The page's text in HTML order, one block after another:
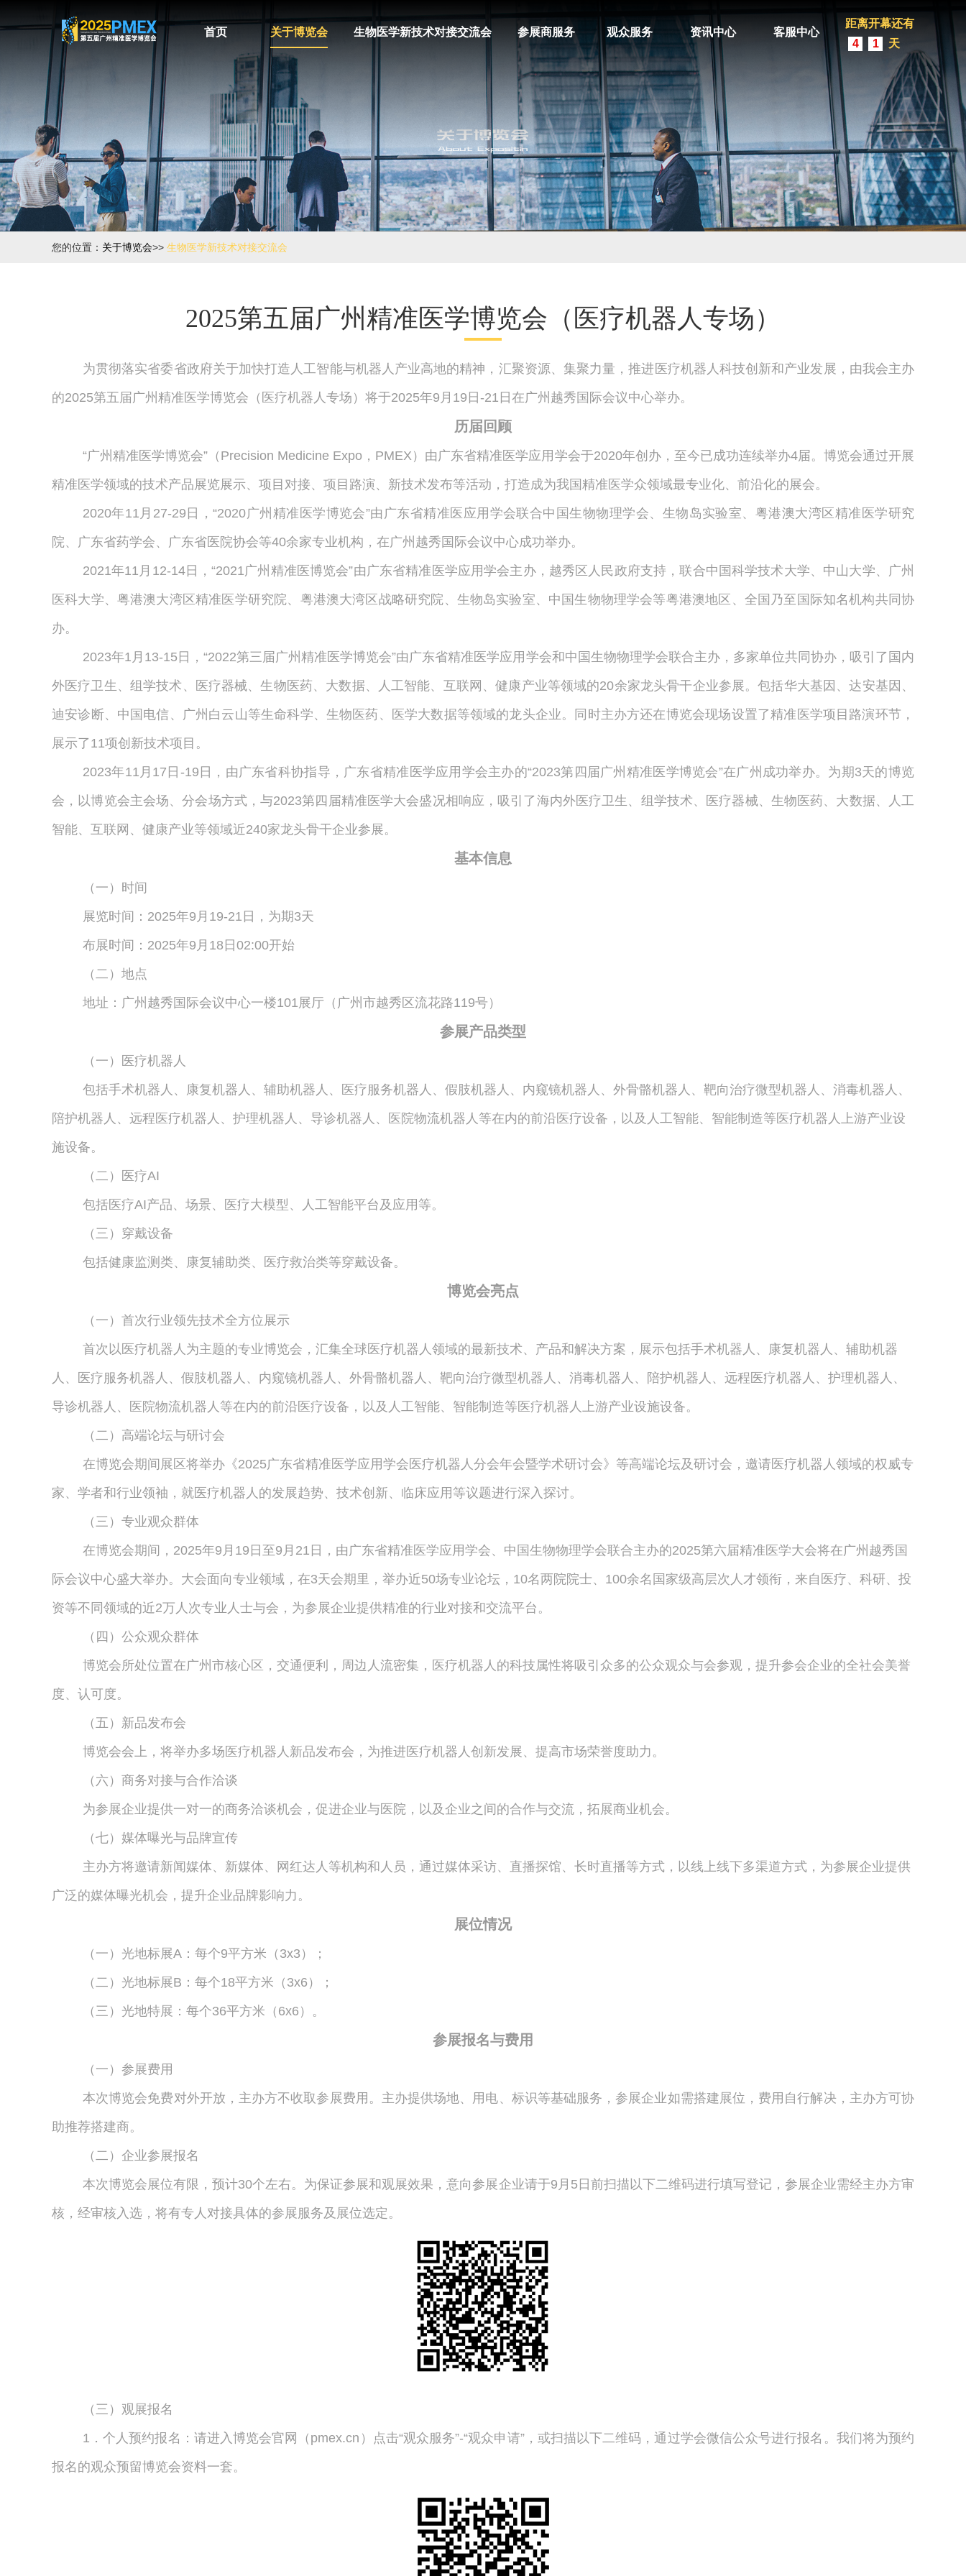
首页 关于博览会 生物医学新技术对接交流会 参展商服务 观众服务 资讯中心 客服中心
距离开幕还有
4
1 天
您的位置： 关于博览会>> 生物医学新技术对接交流会
2025第五届广州精准医学博览会（医疗机器人专场）
为贯彻落实省委省政府关于加快打造人工智能与机器人产业高地的精神，汇聚资源、集聚力量，推进医疗机器人科技创新和产业发展，由我会主办
的2025第五届广州精准医学博览会（医疗机器人专场）将于2025年9月19日-21日在广州越秀国际会议中心举办。
历届回顾
“广州精准医学博览会”（Precision Medicine Expo，PMEX）由广东省精准医学应用学会于2020年创办，至今已成功连续举办4届。博览会通过开展
精准医学领域的技术产品展览展示、项目对接、项目路演、新技术发布等活动，打造成为我国精准医学众领域最专业化、前沿化的展会。
2020年11月27-29日，“2020广州精准医学博览会”由广东省精准医应用学会联合中国生物物理学会、生物岛实验室、粤港澳大湾区精准医学研究
院、广东省药学会、广东省医院协会等40余家专业机构，在广州越秀国际会议中心成功举办。
2021年11月12-14日，“2021广州精准医博览会”由广东省精准医学应用学会主办，越秀区人民政府支持，联合中国科学技术大学、中山大学、广州
医科大学、粤港澳大湾区精准医学研究院、粤港澳大湾区战略研究院、生物岛实验室、中国生物物理学会等粤港澳地区、全国乃至国际知名机构共同协
办。
2023年1月13-15日，“2022第三届广州精准医学博览会”由广东省精准医学应用学会和中国生物物理学会联合主办，多家单位共同协办，吸引了国内
外医疗卫生、组学技术、医疗器械、生物医药、大数据、人工智能、互联网、健康产业等领域的20余家龙头骨干企业参展。包括华大基因、达安基因、
迪安诊断、中国电信、广州白云山等生命科学、生物医药、医学大数据等领域的龙头企业。同时主办方还在博览会现场设置了精准医学项目路演环节，
展示了11项创新技术项目。
2023年11月17日-19日，由广东省科协指导，广东省精准医学应用学会主办的“2023第四届广州精准医学博览会”在广州成功举办。为期3天的博览
会，以博览会主会场、分会场方式，与2023第四届精准医学大会盛况相响应，吸引了海内外医疗卫生、组学技术、医疗器械、生物医药、大数据、人工
智能、互联网、健康产业等领域近240家龙头骨干企业参展。
基本信息
（一）时间
展览时间：2025年9月19-21日，为期3天
布展时间：2025年9月18日02:00开始
（二）地点
地址：广州越秀国际会议中心一楼101展厅（广州市越秀区流花路119号）
参展产品类型
（一）医疗机器人
包括手术机器人、康复机器人、辅助机器人、医疗服务机器人、假肢机器人、内窥镜机器人、外骨骼机器人、靶向治疗微型机器人、消毒机器人、
陪护机器人、远程医疗机器人、护理机器人、导诊机器人、医院物流机器人等在内的前沿医疗设备，以及人工智能、智能制造等医疗机器人上游产业设
施设备。
（二）医疗AI
包括医疗AI产品、场景、医疗大模型、人工智能平台及应用等。
（三）穿戴设备
包括健康监测类、康复辅助类、医疗救治类等穿戴设备。
博览会亮点
（一）首次行业领先技术全方位展示
首次以医疗机器人为主题的专业博览会，汇集全球医疗机器人领域的最新技术、产品和解决方案，展示包括手术机器人、康复机器人、辅助机器
人、医疗服务机器人、假肢机器人、内窥镜机器人、外骨骼机器人、靶向治疗微型机器人、消毒机器人、陪护机器人、远程医疗机器人、护理机器人、
导诊机器人、医院物流机器人等在内的前沿医疗设备，以及人工智能、智能制造等医疗机器人上游产业设施设备。
（二）高端论坛与研讨会
在博览会期间展区将举办《2025广东省精准医学应用学会医疗机器人分会年会暨学术研讨会》等高端论坛及研讨会，邀请医疗机器人领域的权威专
家、学者和行业领袖，就医疗机器人的发展趋势、技术创新、临床应用等议题进行深入探讨。
（三）专业观众群体
在博览会期间，2025年9月19日至9月21日，由广东省精准医学应用学会、中国生物物理学会联合主办的2025第六届精准医学大会将在广州越秀国
际会议中心盛大举办。大会面向专业领域，在3天会期里，举办近50场专业论坛，10名两院院士、100余名国家级高层次人才领衔，来自医疗、科研、投
资等不同领域的近2万人次专业人士与会，为参展企业提供精准的行业对接和交流平台。
（四）公众观众群体
博览会所处位置在广州市核心区，交通便利，周边人流密集，医疗机器人的科技属性将吸引众多的公众观众与会参观，提升参会企业的全社会美誉
度、认可度。
（五）新品发布会
博览会会上，将举办多场医疗机器人新品发布会，为推进医疗机器人创新发展、提高市场荣誉度助力。
（六）商务对接与合作洽谈
为参展企业提供一对一的商务洽谈机会，促进企业与医院，以及企业之间的合作与交流，拓展商业机会。
（七）媒体曝光与品牌宣传
主办方将邀请新闻媒体、新媒体、网红达人等机构和人员，通过媒体采访、直播探馆、长时直播等方式，以线上线下多渠道方式，为参展企业提供
广泛的媒体曝光机会，提升企业品牌影响力。
展位情况
（一）光地标展A：每个9平方米（3x3）；
（二）光地标展B：每个18平方米（3x6）；
（三）光地特展：每个36平方米（6x6）。
参展报名与费用
（一）参展费用
本次博览会免费对外开放，主办方不收取参展费用。主办提供场地、用电、标识等基础服务，参展企业如需搭建展位，费用自行解决，主办方可协
助推荐搭建商。
（二）企业参展报名
本次博览会展位有限，预计30个左右。为保证参展和观展效果，意向参展企业请于9月5日前扫描以下二维码进行填写登记，参展企业需经主办方审
核，经审核入选，将有专人对接具体的参展服务及展位选定。
（三）观展报名
1．个人预约报名：请进入博览会官网（pmex.cn）点击“观众服务”-“观众申请”，或扫描以下二维码，通过学会微信公众号进行报名。我们将为预约
报名的观众预留博览会资料一套。